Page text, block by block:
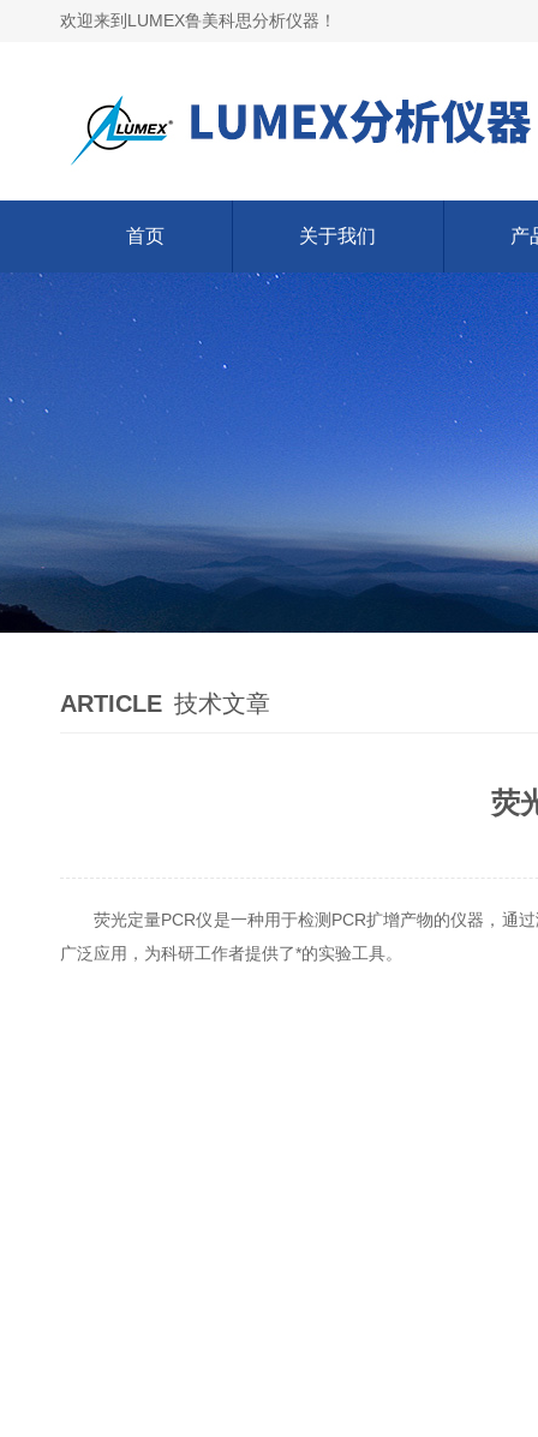
欢迎来到LUMEX鲁美科思分析仪器！
首页 关于我们 产
ARTICLE 技术文章
荧
荧光定量PCR仪是一种用于检测PCR扩增产物的仪器，通过
广泛应用，为科研工作者提供了*的实验工具。